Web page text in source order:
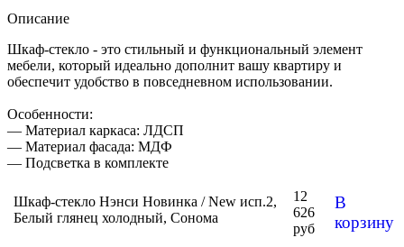
Описание
Шкаф-стекло - это стильный и функциональный элемент
мебели, который идеально дополнит вашу квартиру и
обеспечит удобство в повседневном использовании.
Особенности:
— Материал каркаса: ЛДСП
— Материал фасада: МДФ
— Подсветка в комплекте
Шкаф-стекло Нэнси Новинка / New исп.2,
Белый глянец холодный, Сонома
12
626
руб
В
корзину